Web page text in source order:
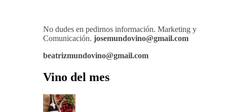
No dudes en pedirnos información. Marketing y
Comunicación. josemundovino@gmail.com
beatrizmundovino@gmail.com
Vino del mes